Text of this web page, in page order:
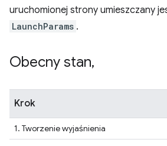
uruchomionej strony umieszczany
LaunchParams .
Obecny stan,
Krok
1. Tworzenie wyjaśnienia